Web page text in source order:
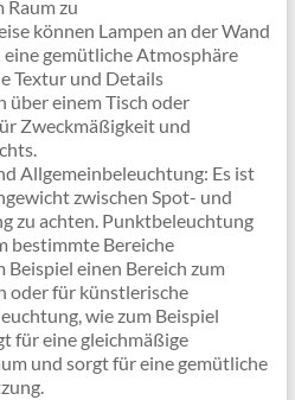
Raum zu
können Lampen an der Wand
eine gemütliche Atmosphäre
Textur und Details
über einem Tisch oder
Zweckmäßigkeit und
Allgemeinbeleuchtung: Es ist
zwischen Spot- und
zu achten. Punktbeleuchtung
bestimmte Bereiche
Beispiel einen Bereich zum
oder für künstlerische
wie zum Beispiel
für eine gleichmäßige
und sorgt für eine gemütliche